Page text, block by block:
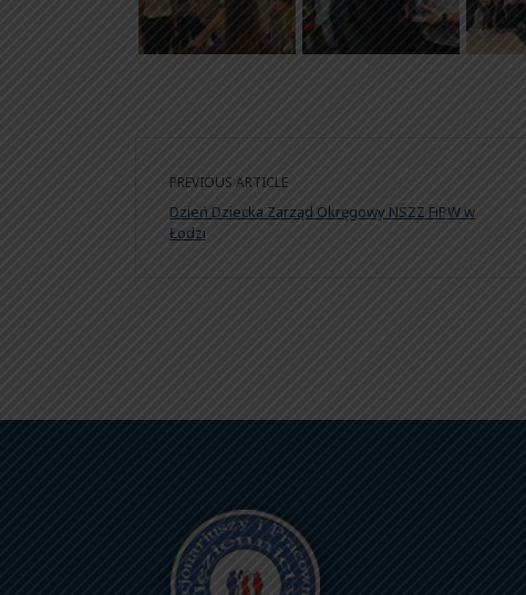
PREVIOUS ARTICLE
Dzień Dziecka Zarząd Okręgowy NSZZ FiPW w
Łodzi